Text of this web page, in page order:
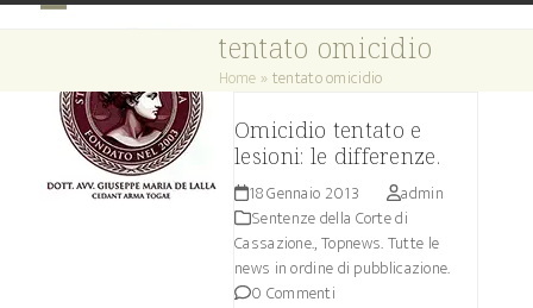
menu
menu
tentato omicidio
Home »tentato omicidio
Omicidio tentato e
lesioni: le differenze.
18 Gennaio 2013
admin
Sentenze della Corte di
Cassazione.,Topnews. Tutte le
news in ordine di pubblicazione.
0 Commenti